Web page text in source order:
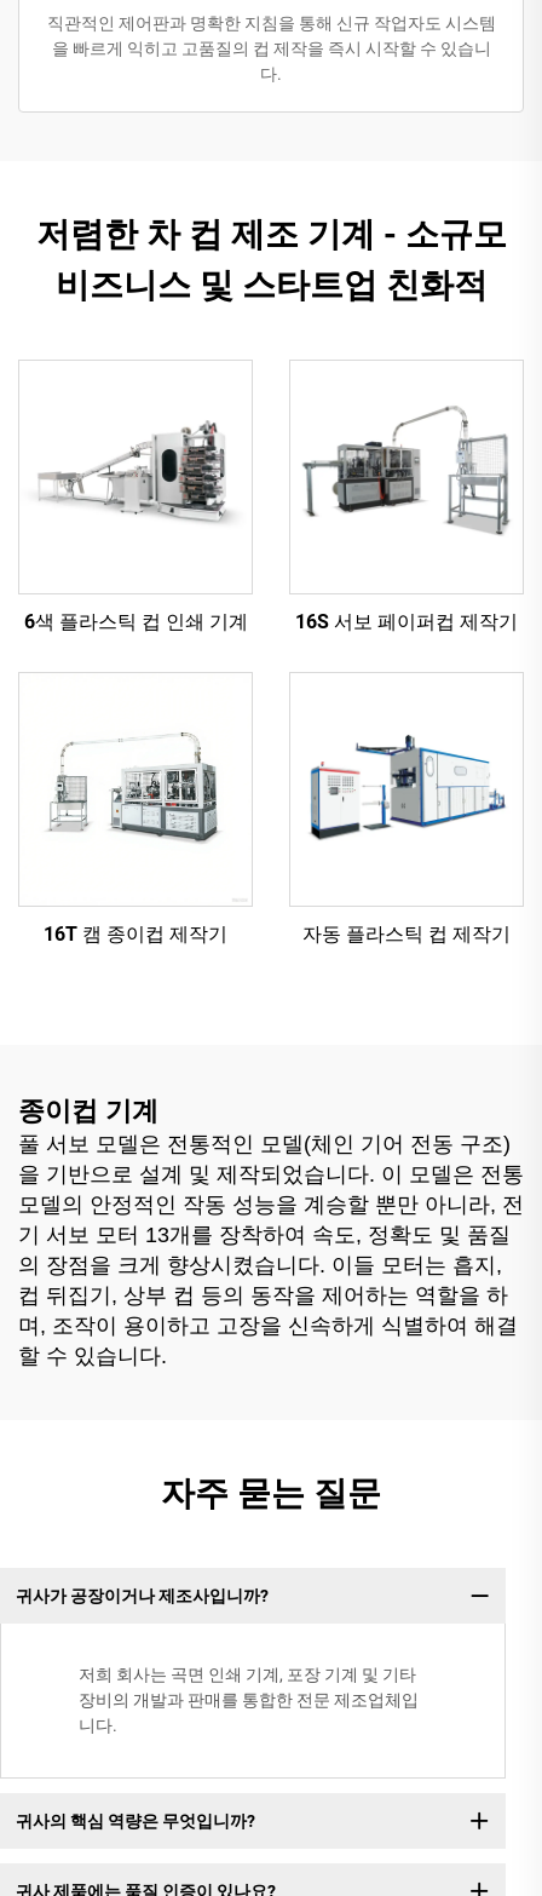
직관적인 제어판과 명확한 지침을 통해 신규 작업자도 시스템
을 빠르게 익히고 고품질의 컵 제작을 즉시 시작할 수 있습니
다.
저렴한 차 컵 제조 기계 - 소규모
비즈니스 및 스타트업 친화적
6색 플라스틱 컵 인쇄 기계 16S 서보 페이퍼컵 제작기
16T 캠 종이컵 제작기 자동 플라스틱 컵 제작기
종이컵 기계
풀 서보 모델은 전통적인 모델(체인 기어 전동 구조)
을 기반으로 설계 및 제작되었습니다. 이 모델은 전통
모델의 안정적인 작동 성능을 계승할 뿐만 아니라, 전
기 서보 모터 13개를 장착하여 속도, 정확도 및 품질
의 장점을 크게 향상시켰습니다. 이들 모터는 흡지,
컵 뒤집기, 상부 컵 등의 동작을 제어하는 역할을 하
며, 조작이 용이하고 고장을 신속하게 식별하여 해결
할 수 있습니다.
자주 묻는 질문
귀사가 공장이거나 제조사입니까?
저희 회사는 곡면 인쇄 기계, 포장 기계 및 기타
장비의 개발과 판매를 통합한 전문 제조업체입
니다.
귀사의 핵심 역량은 무엇입니까?
귀사 제품에는 품질 인증이 있나요?